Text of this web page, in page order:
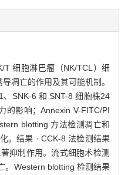
T 细胞淋巴瘤（NK/TCL）细
凋亡的作用及其可能机制。
、SNK-6 和 SNT-8 细胞株24
的影响；Annexin V-FITC/PI
blotting 方法检测凋亡和
。结果 · CCK-8 法检测结果
抑制作用。流式细胞术检测
。Western blotting 检测结果